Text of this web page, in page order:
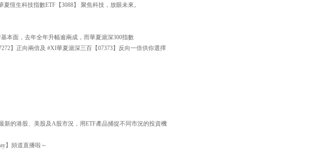
恆生科技指數ETF【3088】 聚焦科技，放眼未來。
本面，去年全年升幅逾兩成，而華夏滬深300指數
】正向兩倍及 #XI華夏滬深三百【07373】反向一倍供你選擇
新的港股、美股及A股市況，用ETF產品捕捉不同市況的投資機
】頻道直播啦～